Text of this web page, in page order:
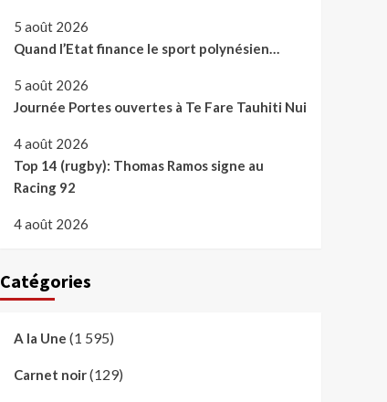
5 août 2026
Quand l’Etat finance le sport polynésien…
5 août 2026
Journée Portes ouvertes à Te Fare Tauhiti Nui
4 août 2026
Top 14 (rugby): Thomas Ramos signe au
Racing 92
4 août 2026
Catégories
A la Une (1 595)
Carnet noir(129)